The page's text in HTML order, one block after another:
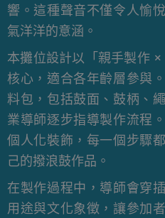
響。這種聲音不僅令人愉
氣洋洋的意涵。
本攤位設計以「親手製作
核心，適合各年齡層參與
料包，包括鼓面、鼓柄、
業導師逐步指導製作流程
個人化裝飾，每一個步驟
己的撥浪鼓作品。
在製作過程中，導師會穿
用途與文化象徵，讓參加